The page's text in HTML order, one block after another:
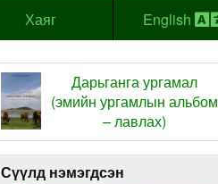
Хаяг English
Дарьганга ургамал
(эмийн ургамлын альбом
– лавлах)
Сүүлд нэмэгдсэн